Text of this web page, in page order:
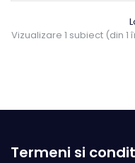
Vizualizare 1 subiect (din 1
Termeni si